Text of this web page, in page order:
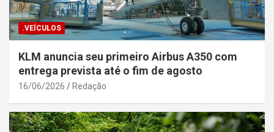
.VEÍCULOS
KLM anuncia seu primeiro Airbus A350 com
entrega prevista até o fim de agosto
16/06/2026 Redação